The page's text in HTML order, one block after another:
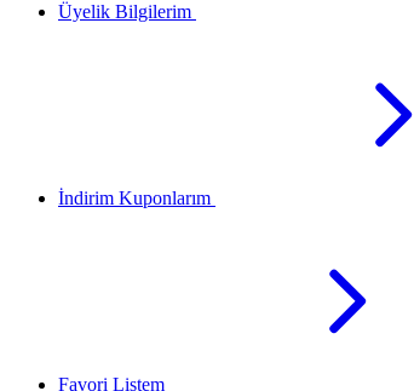
Üyelik Bilgilerim
İndirim Kuponlarım
Favori Listem